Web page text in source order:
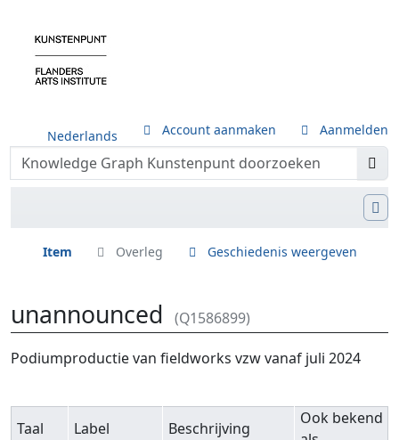
Nederlands Account aanmaken Aanmelden
Item Overleg Geschiedenis weergeven
unannounced (Q1586899)
Ga naar:navigatie,zoeken
Podiumproductie van fieldworks vzw vanaf juli 2024
Taal Label Beschrijving
Ook bekend